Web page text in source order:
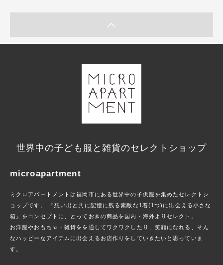
世界中の子ども服と雑貨のセレクトショップ
microapartment
ミクロアパートメントは福岡市にある世界中の子供服を集めたセレクトシ
ョップです。 『想い出と共に記憶に残る素敵な1着(1つ)に出会える小さな
箱』をコンセプトに、とっておきの商品を国内・海外よりセレクト。
お洋服やおもちゃ・雑貨をを通してワクワクしたり、笑顔になれる、そん
なハッピーなアイテムに出会えるお店作りをしていきたいと思っていま
す。